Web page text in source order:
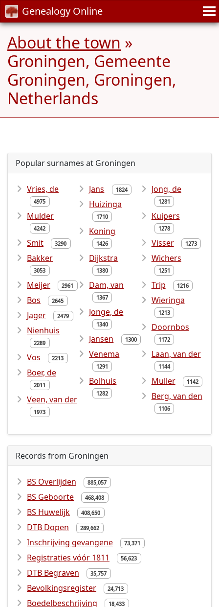
Genealogy Online
About the town »
Groningen, Gemeente
Groningen, Groningen,
Netherlands
Popular surnames at Groningen
Vries, de
4975
Mulder
4242
Smit 3290
Bakker
3053
Meijer 2961
Bos 2645
Jager 2479
Nienhuis
2289
Vos 2213
Boer, de
2011
Veen, van der
1973
Jans 1824
Huizinga
1710
Koning
1426
Dijkstra
1380
Dam, van
1367
Jonge, de
1340
Jansen 1300
Venema
1291
Bolhuis
1282
Jong, de
1281
Kuipers
1278
Visser 1273
Wichers
1251
Trip 1216
Wieringa
1213
Doornbos
1172
Laan, van der
1144
Muller 1142
Berg, van den
1106
Records from Groningen
BS Overlijden 885,057
BS Geboorte 468,408
BS Huwelijk 408,650
DTB Dopen 289,662
Inschrijving gevangene 73,371
Registraties vóór 1811 56,623
DTB Begraven 35,757
Bevolkingsregister 24,713
Boedelbeschrijving 18,433